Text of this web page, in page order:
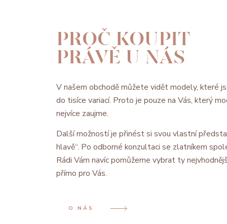
PROČ KOUPIT
PRÁVĚ U NÁS
V našem obchodě můžete vidět modely, které
do tisíce variací. Proto je pouze na Vás, který
nejvíce zaujme.
Další možností je přinést si svou vlastní
hlavě“. Po odborné konzultaci se zlatníkem
Rádi Vám navíc pomůžeme vybrat ty
přímo pro Vás.
O NÁS